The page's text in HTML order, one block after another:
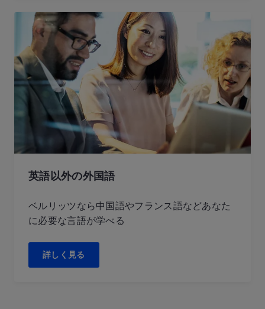
英語以外の外国語
ベルリッツなら中国語やフランス語などあなた
に必要な言語が学べる
詳しく見る